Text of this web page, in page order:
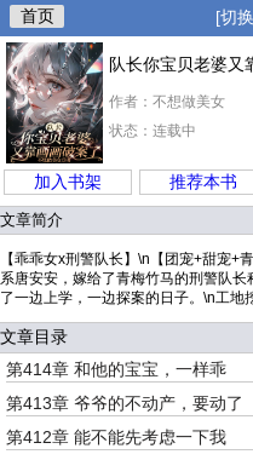
首页 [切
队长你宝贝老婆又
作者：不想做美女
状态：连载中
加入书架 推荐本书
文章简介
【乖乖女x刑警队长】\n【团宠+甜宠+
系唐安安，嫁给了青梅竹马的刑警队
了一边上学，一边探案的日子。\n工地
文章目录
第414章 和他的宝宝，一样乖
第413章 爷爷的不动产，要动了
第412章 能不能先考虑一下我